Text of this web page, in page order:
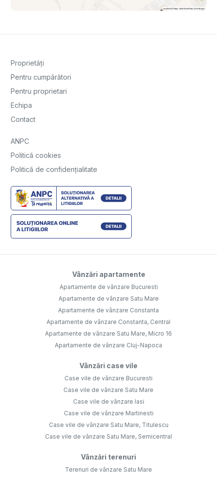
Proprietăți
Pentru cumpărători
Pentru proprietari
Echipa
Contact
ANPC
Politică cookies
Politică de confidențialitate
Vânzări apartamente
Apartamente de vânzare Bucuresti
Apartamente de vânzare Satu Mare
Apartamente de vânzare Constanta
Apartamente de vânzare Constanta, Central
Apartamente de vânzare Satu Mare, Micro 16
Apartamente de vânzare Cluj-Napoca
Vânzări case vile
Case vile de vânzare Bucuresti
Case vile de vânzare Satu Mare
Case vile de vânzare Iasi
Case vile de vânzare Martinesti
Case vile de vânzare Satu Mare, Titulescu
Case vile de vânzare Satu Mare, Semicentral
Vânzări terenuri
Terenuri de vânzare Satu Mare